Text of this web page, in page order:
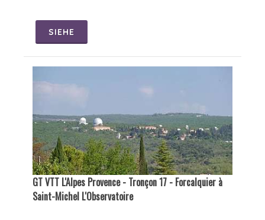
SIEHE
GT VTT L'Alpes Provence - Tronçon 17 - Forcalquier à
Saint-Michel L'Observatoire